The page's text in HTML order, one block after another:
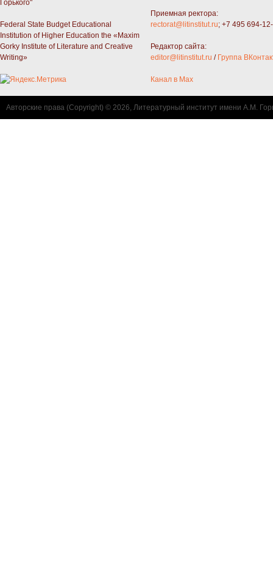
Горького"
Federal State Budget Educational
Institution of Higher Education the «Maxim
Gorky Institute of Literature and Creative
Writing»
Приемная ректора:
rectorat@litinstitut.ru; +7 495 694-
Редактор сайта:
editor@litinstitut.ru / Группа
Канал в Max
Авторские права (Copyright) © 2026, Литературный институт имени А.М.